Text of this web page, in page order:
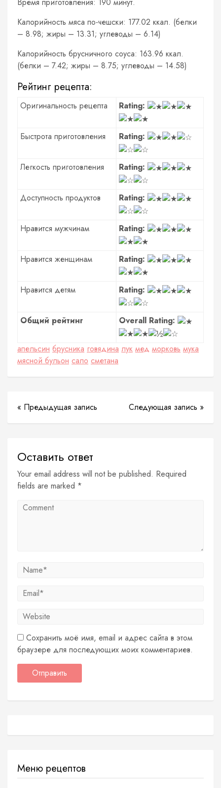
Время приготовления: 190 минут.
Калорийность мяса по-чешски: 177.02 ккал. (белки
– 8.98; жиры – 13.31; углеводы – 6.14)
Калорийность брусничного соуса: 163.96 ккал.
(белки – 7.42; жиры – 8.75; углеводы – 14.58)
Рейтинг рецепта:
Оригинальность рецепта Rating:
Быстрота приготовления Rating:
Легкость приготовления Rating:
Доступность продуктов Rating:
Нравится мужчинам Rating:
Нравится женщинам Rating:
Нравится детям Rating:
Общий рейтинг Overall Rating:
апельсин брусника говядина лук мед морковь мука
мясной бульон сало сметана
« Предыдущая запись Следующая запись »
Оставить ответ
Your email address will not be published. Required
fields are marked *
Сохранить моё имя, email и адрес сайта в этом
браузере для последующих моих комментариев.
Меню рецептов